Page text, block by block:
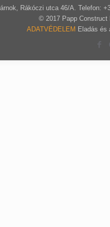
Rákóczi utca 46/A. Telefon:
© 2017 Papp Construct
ADATVÉDELEM Eladás és